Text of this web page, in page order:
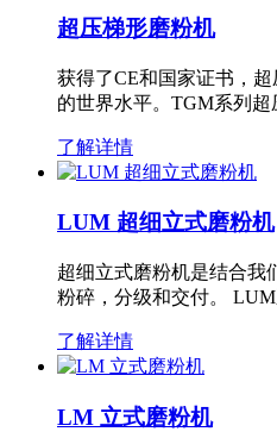
超压梯形磨粉机
获得了CE和国家证书，
的世界水平。TGM系列
了解详情
LUM 超细立式磨粉机
超细立式磨粉机是结合我
粉碎，分级和交付。
了解详情
LM 立式磨粉机